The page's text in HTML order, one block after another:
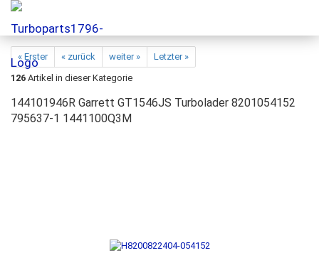
« Erster « zurück weiter »
Letzter »
126 Artikel in dieser Kategorie
144101946R Garrett GT1546JS Turbolader 8201054152
795637-1 1441100Q3M